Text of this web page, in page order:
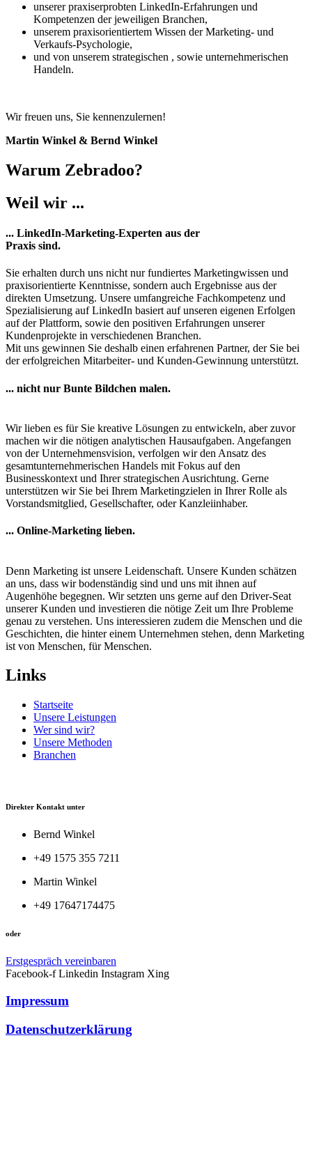
unserer praxiserprobten LinkedIn-Erfahrungen und
Kompetenzen der jeweiligen Branchen,
unserem praxisorientiertem Wissen der Marketing- und
Verkaufs-Psychologie,
und von unserem strategischen , sowie unternehmerischen
Handeln.
Wir freuen uns, Sie kennenzulernen!
Martin Winkel & Bernd Winkel
Warum Zebradoo?
Weil wir ...
... LinkedIn-Marketing-Experten aus der
Praxis sind.
Sie erhalten durch uns nicht nur fundiertes Marketingwissen und
praxisorientierte Kenntnisse, sondern auch Ergebnisse aus der
direkten Umsetzung. Unsere umfangreiche Fachkompetenz und
Spezialisierung auf LinkedIn basiert auf unseren eigenen Erfolgen
auf der Plattform, sowie den positiven Erfahrungen unserer
Kundenprojekte in verschiedenen Branchen.
Mit uns gewinnen Sie deshalb einen erfahrenen Partner, der Sie bei
der erfolgreichen Mitarbeiter- und Kunden-Gewinnung unterstützt.
... nicht nur Bunte Bildchen malen.
Wir lieben es für Sie kreative Lösungen zu entwickeln, aber zuvor
machen wir die nötigen analytischen Hausaufgaben. Angefangen
von der Unternehmensvision, verfolgen wir den Ansatz des
gesamtunternehmerischen Handels mit Fokus auf den
Businesskontext und Ihrer strategischen Ausrichtung. Gerne
unterstützen wir Sie bei Ihrem Marketingzielen in Ihrer Rolle als
Vorstandsmitglied, Gesellschafter, oder Kanzleiinhaber.
... Online-Marketing lieben.
Denn Marketing ist unsere Leidenschaft. Unsere Kunden schätzen
an uns, dass wir bodenständig sind und uns mit ihnen auf
Augenhöhe begegnen. Wir setzten uns gerne auf den Driver-Seat
unserer Kunden und investieren die nötige Zeit um Ihre Probleme
genau zu verstehen. Uns interessieren zudem die Menschen und die
Geschichten, die hinter einem Unternehmen stehen, denn Marketing
ist von Menschen, für Menschen.
Links
Startseite
Unsere Leistungen
Wer sind wir?
Unsere Methoden
Branchen
Direkter Kontakt unter
Bernd Winkel
+49 1575 355 7211
Martin Winkel
+49 17647174475
oder
Erstgespräch vereinbaren
Facebook-f Linkedin Instagram Xing
Impressum
Datenschutzerklärung